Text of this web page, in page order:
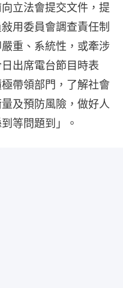
立法會提交文件，提
用委員會調查責任制
重、系統性，或牽涉
出席電台節目時表
帶領部門，了解社會
及預防風險，做好人
等問題到」。